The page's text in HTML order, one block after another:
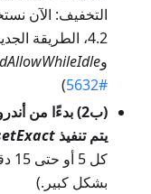
التخفيف: الآن
4.2، الطريقة الجديدة
و
#5632
)
يتم تنفيذ
بشكل كبير.)